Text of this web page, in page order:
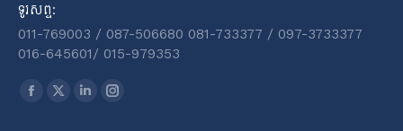
ទូរសព្ទ:
011-769003 / 087-506680 081-733377 / 097-3733377
016-645601​/​ 015-979353
Find us on:
Facebook
X
LinkedinInstagram